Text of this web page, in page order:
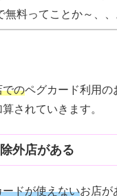
無料ってことか～、、
でのペグカード利用の
されていきます。
外店がある
ードが使えないお店が